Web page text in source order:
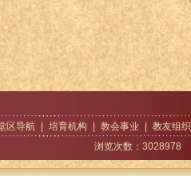
区导航 培育机构 教会事业 教友组织
次数： 3028978